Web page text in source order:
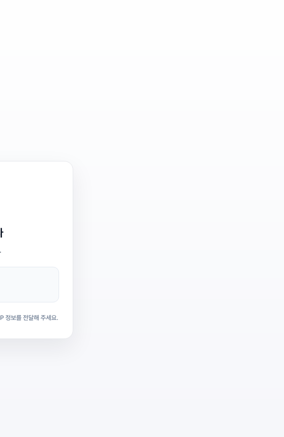
정보를 전달해 주세요.